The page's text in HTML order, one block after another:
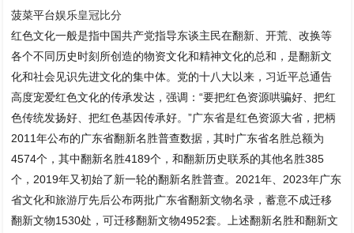
菠菜平台娱乐皇冠比分
红色文化一般是指中国共产党指导东谈主民在翻新、开荒、改换等
各个不同历史时刻所创造的物资文化和精神文化的总和，是翻新文
化和社会见识先进文化的集中体。党的十八大以来，习近平总通告
高度宠爱红色文化的传承发达，强调：“要把红色资源哄骗好、把红
色传统发扬好、把红色基因传承好。”广东省是红色资源大省，把柄
2011年公布的广东省翻新名胜普查数据，其时广东省名胜总额为
4574个，其中翻新名胜4189个，和翻新历史联系的其他名胜385
个，2019年又初始了新一轮的翻新名胜普查。2021年、2023年广东
省文化和旅游厅先后公布两批广东省翻新文物名录，蓄意不成迁移
翻新文物1530处，可迁移翻新文物4952套。上述翻新名胜和翻新文